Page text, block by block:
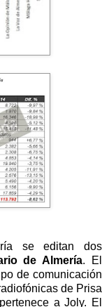
se editan dos
de Almería. El
de comunicación
de Prisa
a Joly. El